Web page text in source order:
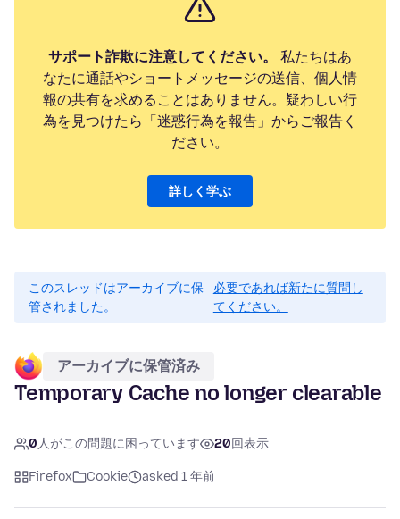
サポート詐欺に注意してください。
私たちはあ
なたに通話やショートメッセージの送信、個人情
報の共有を求めることはありません。疑わしい行
為を見つけたら「迷惑行為を報告」からご報告く
ださい。
詳しく学ぶ
このスレッドはアーカイブに保
管されました。
必要であれば新たに質問し
てください。
アーカイブに保管済み
Temporary Cache no longer clearable
0人がこの問題に困っています 20回表示
Firefox Cookie asked 1 年前